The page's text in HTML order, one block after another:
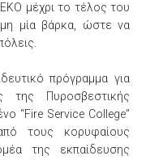
μέχρι το τέλος του
μία βάρκα, ώστε να
πρόγραμμα για
της Πυροσβεστικής
“Fire Service College”
τους κορυφαίους
της εκπαίδευσης